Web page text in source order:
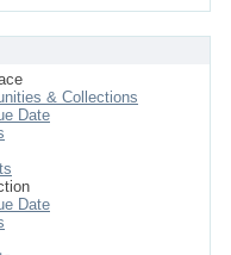
& Collections
Date
Date